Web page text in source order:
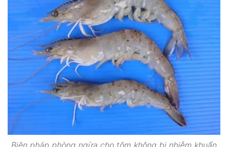
Biện pháp phòng ngừa cho tôm không bị nhiễm khuẩn